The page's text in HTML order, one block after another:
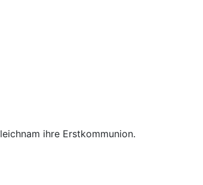
ihre Erstkommunion.